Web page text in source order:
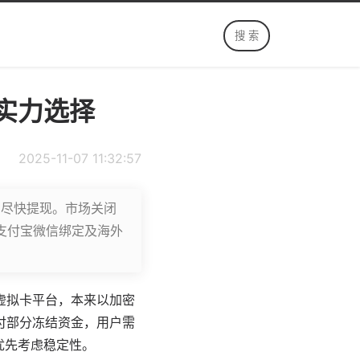
力选择
2025-11-07 11:32:57
快提现。市场关闭
付宝微信绑定及海外
拟卡平台，本来以加密
分冻结资金，用户需
考虑稳定性。